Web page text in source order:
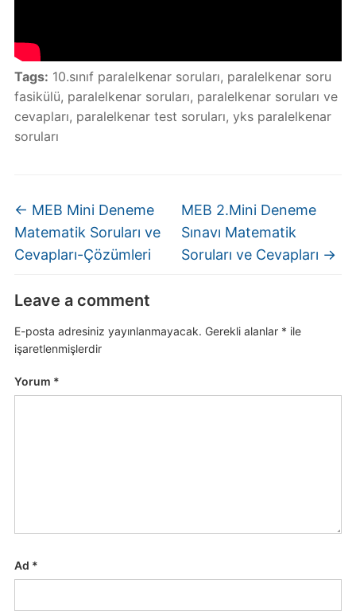
Tags: 10.sınıf paralelkenar soruları, paralelkenar soru
fasikülü, paralelkenar soruları, paralelkenar soruları ve
cevapları, paralelkenar test soruları, yks paralelkenar
soruları
← MEB Mini Deneme
Matematik Soruları ve
Cevapları-Çözümleri
MEB 2.Mini Deneme
Sınavı Matematik
Soruları ve Cevapları →
Leave a comment
E-posta adresiniz yayınlanmayacak. Gerekli alanlar * ile
işaretlenmişlerdir
Yorum *
Ad *